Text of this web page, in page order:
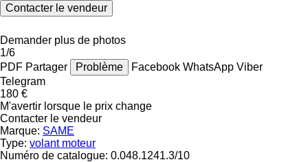
Contacter le vendeur
Demander plus de photos
1/6
PDF Partager Problème Facebook WhatsApp Viber
Telegram
180 €
M'avertir lorsque le prix change
Contacter le vendeur
Marque: SAME
Type: volant moteur
Numéro de catalogue: 0.048.1241.3/10